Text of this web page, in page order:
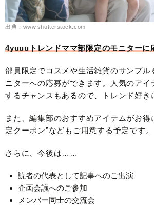
出典：www.shutterstock.com
4yuuuトレンドママ部限定のモニターに
部員限定でコスメや生活雑貨のサンプル
ニターへの応募ができます。人気のアイ
するチャンスもあるので、トレンド好
また、編集部のおすすめアイテムがお得
定クーポン”などもご用意する予定です。
さらに、今後は……
読者の代表として記事へのご出演
企画会議へのご参加
メンバー同士の交流会